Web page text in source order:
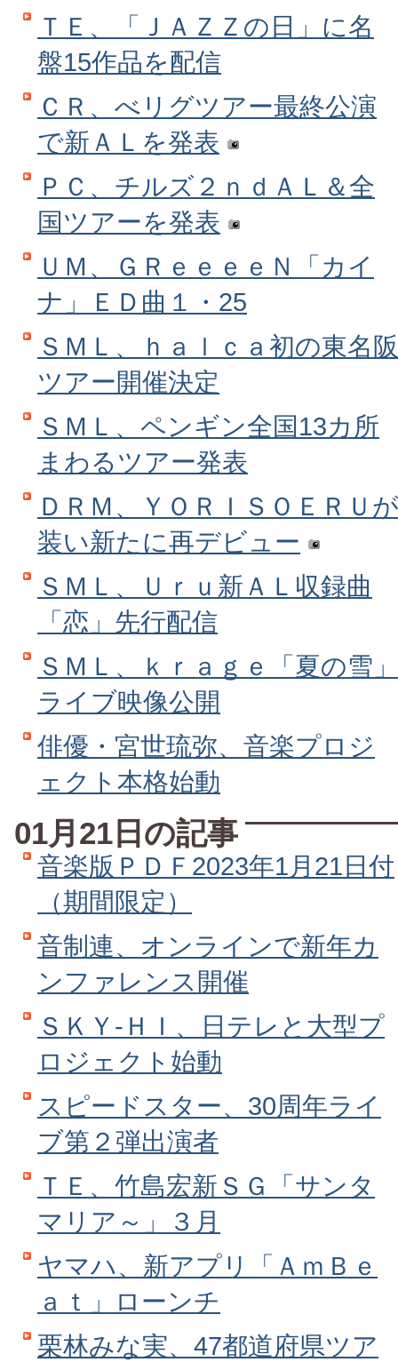
ＴＥ、「ＪＡＺＺの日」に名
盤15作品を配信
ＣＲ、べリグツアー最終公演
で新ＡＬを発表
ＰＣ、チルズ２ｎｄＡＬ＆全
国ツアーを発表
ＵＭ、ＧＲｅｅｅｅＮ「カイ
ナ」ＥＤ曲１・25
ＳＭＬ、ｈａｌｃａ初の東名阪
ツアー開催決定
ＳＭＬ、ペンギン全国13カ所
まわるツアー発表
ＤＲＭ、ＹＯＲＩＳＯＥＲＵが
装い新たに再デビュー
ＳＭＬ、Ｕｒｕ新ＡＬ収録曲
「恋」先行配信
ＳＭＬ、ｋｒａｇｅ「夏の雪」
ライブ映像公開
俳優・宮世琉弥、音楽プロジ
ェクト本格始動
01月21日の記事
音楽版ＰＤＦ2023年1月21日付
（期間限定）
音制連、オンラインで新年カ
ンファレンス開催
ＳＫＹ‐ＨＩ、日テレと大型プ
ロジェクト始動
スピードスター、30周年ライ
ブ第２弾出演者
ＴＥ、竹島宏新ＳＧ「サンタ
マリア～」３月
ヤマハ、新アプリ「ＡｍＢｅ
ａｔ」ローンチ
栗林みな実、47都道府県ツア